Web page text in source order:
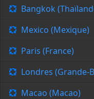
Bangkok
Mexico (Mexique)
Paris (France)
Londres (Grande-
Macao (Macao)